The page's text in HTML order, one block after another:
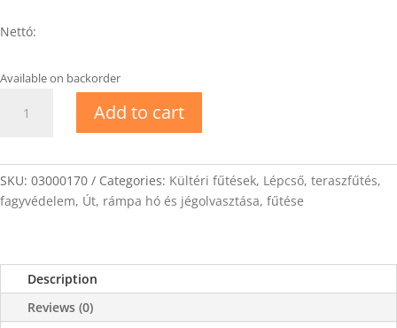
Nettó:
Available on backorder
30/300
x
0,5m
Add to cart
SKU: 03000170 Categories: Kültéri fűtések, Lépcső, teraszfűtés,
fagyvédelem, Út, rámpa hó és jégolvasztása, fűtése
Description
Reviews (0)